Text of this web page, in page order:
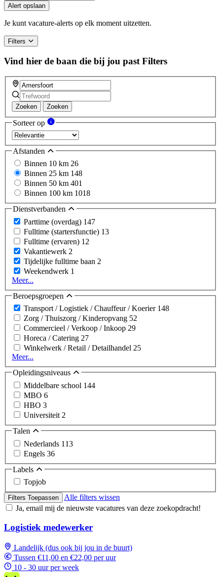
you
are
a
ignore
this
field
Alert opslaan
Je kunt vacature-alerts op elk moment uitzetten.
Filters
Vind hier de baan die bij jou past Filters
Zoeken Zoeken
Sorteer op
Afstanden
Binnen 10 km 26
Binnen 25 km 148
Binnen 50 km 401
Binnen 100 km 1018
Dienstverbanden
Parttime (overdag) 147
Fulltime (startersfunctie) 13
Fulltime (ervaren) 12
Vakantiewerk 2
Tijdelijke fulltime baan 2
Weekendwerk 1
Meer...
Beroepsgroepen
Transport / Logistiek / Chauffeur / Koerier 148
Zorg / Thuiszorg / Kinderopvang 52
Commercieel / Verkoop / Inkoop 29
Horeca / Catering 27
Winkelwerk / Retail / Detailhandel 25
Meer...
Opleidingsniveaus
Middelbare school 144
MBO 6
HBO 3
Universiteit 2
Talen
Nederlands 113
Engels 36
Labels
Topjob
Filters Toepassen
Alle filters wissen
Ja, email mij de nieuwste vacatures van deze zoekopdracht!
Logistiek medewerker
Landelijk (dus ook bij jou in de buurt)
Tussen €11,00 en €22,00 per uur
10 - 30 uur per week